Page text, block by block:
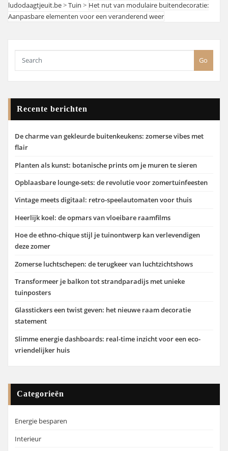
ludodaagtjeuit.be>Tuin > Het nut van modulaire buitendecoratie:
Aanpasbare elementen voor een veranderend weer
Go
Recente berichten
De charme van gekleurde buitenkeukens: zomerse vibes met
flair
Planten als kunst: botanische prints om je muren te sieren
Opblaasbare lounge-sets: de revolutie voor zomertuinfeesten
Vintage meets digitaal: retro-speelautomaten voor thuis
Heerlijk koel: de opmars van vloeibare raamfilms
Hoe de ethno-chique stijl je tuinontwerp kan verlevendigen
deze zomer
Zomerse luchtschepen: de terugkeer van luchtzichtshows
Transformeer je balkon tot strandparadijs met unieke
tuinposters
Glasstickers een twist geven: het nieuwe raam decoratie
statement
Slimme energie dashboards: real-time inzicht voor een eco-
vriendelijker huis
Categorieën
Energie besparen
Interieur